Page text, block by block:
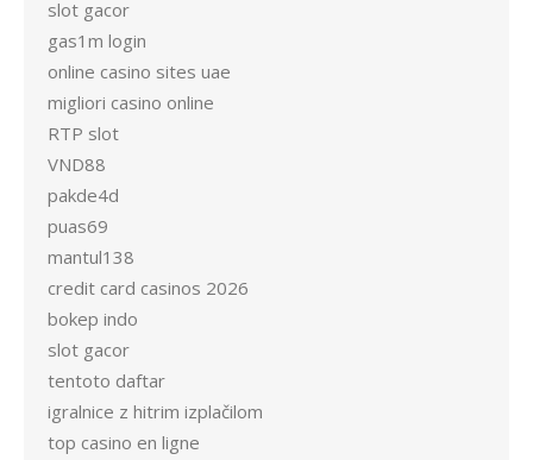
slot gacor
gas1m login
online casino sites uae
migliori casino online
RTP slot
VND88
pakde4d
puas69
mantul138
credit card casinos 2026
bokep indo
slot gacor
tentoto daftar
igralnice z hitrim izplačilom
top casino en ligne